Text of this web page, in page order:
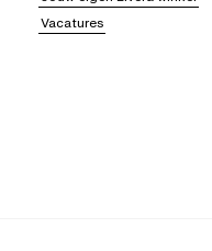
Vacatures